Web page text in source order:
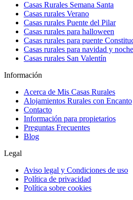
Casas Rurales Semana Santa
Casas rurales Verano
Casas rurales Puente del Pilar
Casas rurales para halloween
Casas rurales para puente
Casas rurales para navidad y
Casas rurales San Valentín
Información
Acerca de Mis Casas Rurales
Alojamientos Rurales con Encanto
Contacto
Información para propietarios
Preguntas Frecuentes
Blog
Legal
Aviso legal y Condiciones de uso
Política de privacidad
Política sobre cookies